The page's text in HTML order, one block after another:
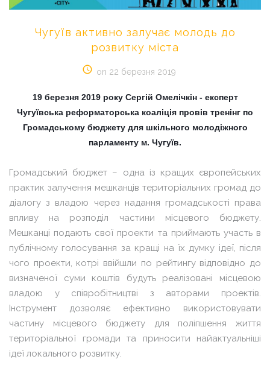
Чугуїв активно залучає молодь до
розвитку міста
on 22 березня 2019
19 березня 2019 року Сергій Омелічкін - експерт
Чугуївська реформаторська коаліція провів тренінг по
Громадському бюджету для шкільного молодіжного
парламенту м. Чугуїв.
Громадський бюджет – одна із кращих європейських
практик залучення мешканців територіальних громад до
діалогу з владою через надання громадськості права
впливу на розподіл частини місцевого бюджету.
Мешканці подають свої проекти та приймають участь в
публічному голосування за кращі на їх думку ідеї, після
чого проекти, котрі ввійшли по рейтингу відповідно до
визначеної суми коштів будуть реалізовані місцевою
владою у співробітництві з авторами проектів.
Інструмент дозволяє ефективно використовувати
частину місцевого бюджету для поліпшення життя
територіальної громади та приносити найактуальніші
ідеї локального розвитку.